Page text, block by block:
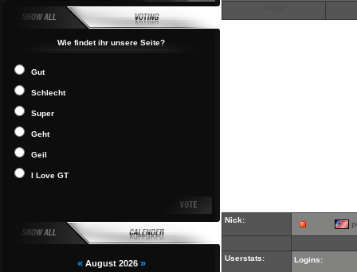
Wie findet ihr unsere Seite?
Gut
Schlecht
Super
Geht
Geil
I Love GT
« August 2026 »
Nick:
Userstats:
Logins: